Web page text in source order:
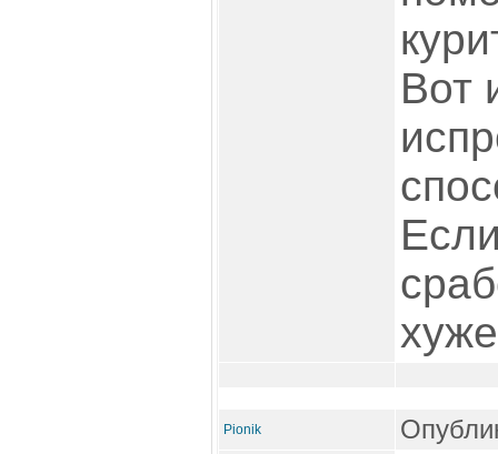
Вот
хуже
Pionik